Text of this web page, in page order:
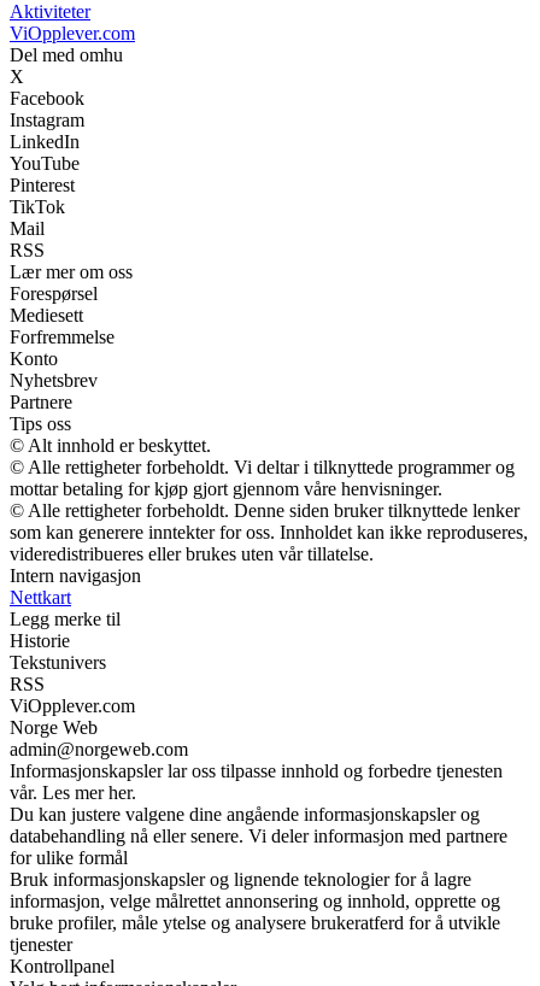
Aktiviteter
ViOpplever.com
Del med omhu
X
Facebook
Instagram
LinkedIn
YouTube
Pinterest
TikTok
Mail
RSS
Lær mer om oss
Forespørsel
Mediesett
Forfremmelse
Konto
Nyhetsbrev
Partnere
Tips oss
© Alt innhold er beskyttet.
© Alle rettigheter forbeholdt. Vi deltar i tilknyttede programmer og
mottar betaling for kjøp gjort gjennom våre henvisninger.
© Alle rettigheter forbeholdt. Denne siden bruker tilknyttede lenker
som kan generere inntekter for oss. Innholdet kan ikke reproduseres,
videredistribueres eller brukes uten vår tillatelse.
Intern navigasjon
Nettkart
Legg merke til
Historie
Tekstunivers
RSS
ViOpplever.com
Norge Web
admin@norgeweb.com
Informasjonskapsler lar oss tilpasse innhold og forbedre tjenesten
vår. Les mer her.
Du kan justere valgene dine angående informasjonskapsler og
databehandling nå eller senere. Vi deler informasjon med partnere
for ulike formål
Bruk informasjonskapsler og lignende teknologier for å lagre
informasjon, velge målrettet annonsering og innhold, opprette og
bruke profiler, måle ytelse og analysere brukeratferd for å utvikle
tjenester
Kontrollpanel